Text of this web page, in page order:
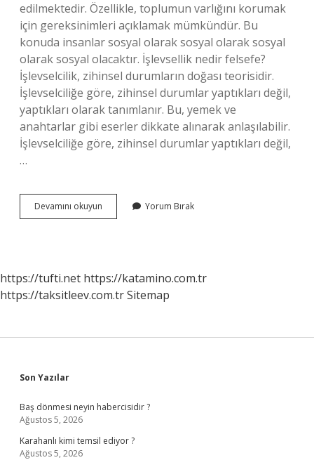
edilmektedir. Özellikle, toplumun varlığını korumak
için gereksinimleri açıklamak mümkündür. Bu
konuda insanlar sosyal olarak sosyal olarak sosyal
olarak sosyal olacaktır. İşlevsellik nedir felsefe?
İşlevselcilik, zihinsel durumların doğası teorisidir.
İşlevselciliğe göre, zihinsel durumlar yaptıkları değil,
yaptıkları olarak tanımlanır. Bu, yemek ve
anahtarlar gibi eserler dikkate alınarak anlaşılabilir.
İşlevselciliğe göre, zihinsel durumlar yaptıkları değil,
…
Devamını okuyun İŞlevselci
Bakış
Yorum Bırak
https://tufti.net https://katamino.com.tr
https://taksitleev.com.trSitemap
Sidebar
Son Yazılar
Baş dönmesi neyin habercisidir ?
Ağustos 5, 2026
Karahanlı kimi temsil ediyor ?
Ağustos 5, 2026